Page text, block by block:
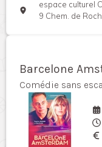
espace culturel
9 Chem. de Roche
Barcelone
Comédie sans